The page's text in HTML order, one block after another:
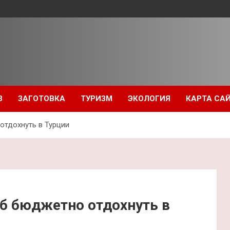
ЗАГОТОВКА ТУРИЗМ ЭКОЛОГИЯ КАРТА
в Турции
бюджетно отдохнуть в